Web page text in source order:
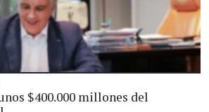
$400.000 millones del